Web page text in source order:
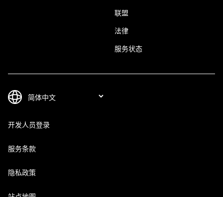
联盟
法律
服务状态
开发人员登录
服务条款
隐私政策